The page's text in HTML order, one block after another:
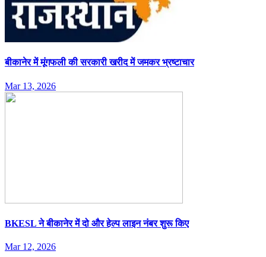
बीकानेर में मूंगफली की सरकारी खरीद में जमकर भ्रष्टाचार
Mar 13, 2026
BKESL ने बीकानेर में दो और हेल्प लाइन नंबर शुरू किए
Mar 12, 2026